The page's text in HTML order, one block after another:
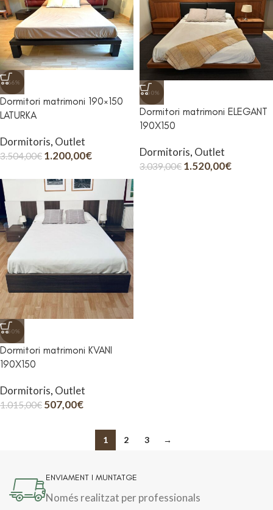
-66%
Dormitori matrimoni 190×150
LATURKA
Dormitoris, Outlet
3.504,00€ 1.200,00€
-50%
Dormitori matrimoni ELEGANT
190X150
Dormitoris, Outlet
3.039,00€ 1.520,00€
-50%
Dormitori matrimoni KVANI
190X150
Dormitoris, Outlet
1.015,00€ 507,00€
1 2 3 →
ENVIAMENT I MUNTATGE
Només realitzat per professionals